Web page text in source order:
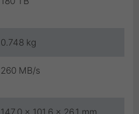
0.748 kg
260 MB/s